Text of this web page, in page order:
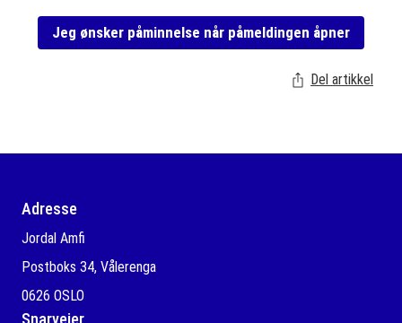
Jeg ønsker påminnelse når påmeldingen åpner
Del artikkel
Adresse
Jordal Amfi
Postboks 34, Vålerenga
0626 OSLO
Snarveier